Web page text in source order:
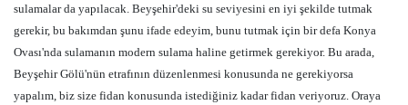
sulamalar da yapılacak. Beyşehir'deki su seviyesini en iyi şekilde tutmak
gerekir, bu bakımdan şunu ifade edeyim, bunu tutmak için bir defa Konya
Ovası'nda sulamanın modern sulama haline getirmek gerekiyor. Bu arada,
Beyşehir Gölü'nün etrafının düzenlenmesi konusunda ne gerekiyorsa
yapalım, biz size fidan konusunda istediğiniz kadar fidan veriyoruz. Oraya